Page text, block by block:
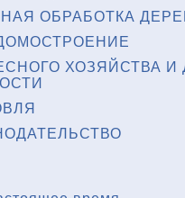
ОБРАБОТКА
ХОЗЯЙСТВА